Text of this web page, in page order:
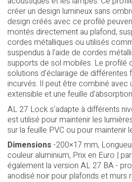
acoustiques et les lampes. Ce
créer un design lumineux sans
design créés avec ce profilé
montés directement au plafond,
cordes métalliques ou utilisés
suspendus à l'aide de cordes
supports de sol mobiles. Le profilé
solutions d'éclairage de
incurvés. Il peut être combiné avec
extensible et une feuille
AL 27 Lock s'adapte à différents
est utilisé pour maintenir les
sur la feuille PVC ou pour maintenir
Dimensions-200×17 mm,
couleur aluminium, Prix en Euro |
également la version AL 27 BA -